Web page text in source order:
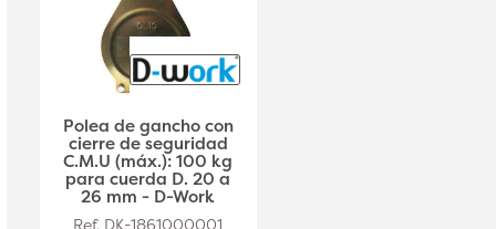
Polea de gancho con
cierre de seguridad
C.M.U (máx.): 100 kg
para cuerda D. 20 a
26 mm - D-Work
Ref. DK-1861000001